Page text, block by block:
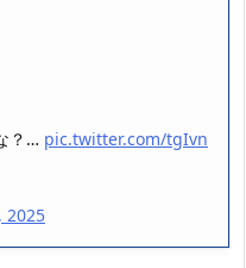
？… pic.twitter.com/tgIvn
2025